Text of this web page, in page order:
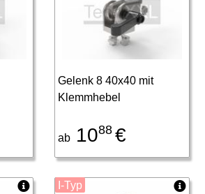
Gelenk 8 40x40 mit
Klemmhebel
ab 1088 €
I-Typ